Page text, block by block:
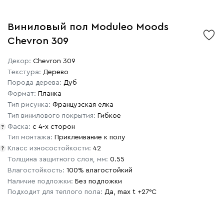
Виниловый пол Moduleo Moods
Chevron 309
Декор: Chevron 309
Текстура: Дерево
Порода дерева: Дуб
Формат: Планка
Тип рисунка: Французская ёлка
Тип винилового покрытия: Гибкое
? Фаска: с 4-х сторон
Тип монтажа: Приклеивание к полу
? Класс износостойкости: 42
Толщина защитного слоя, мм: 0.55
Влагостойкость: 100% влагостойкий
Наличие подложки: Без подложки
Подходит для теплого пола: Да, max t +27°C